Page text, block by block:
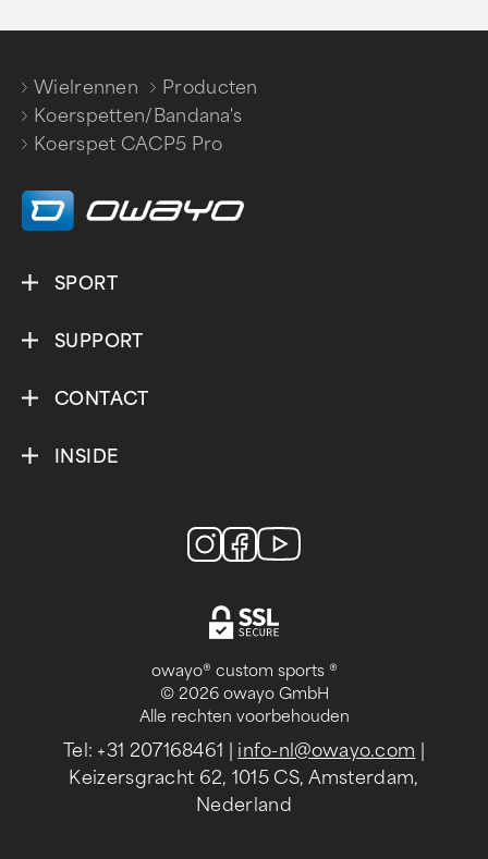
Wielrennen
/
Producten
/
Koerspetten/Bandana's
/
Koerspet CACP5 Pro
SPORT
SUPPORT
CONTACT
INSIDE
owayo® custom sports ®
© 2026 owayo GmbH
Alle rechten voorbehouden
Tel: +31 207168461 info-nl@owayo.com
Keizersgracht 62, 1015 CS, Amsterdam,
Nederland